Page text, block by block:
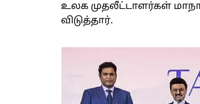
உலக முதலீட்டாளர்கள்
விடுத்தார்.